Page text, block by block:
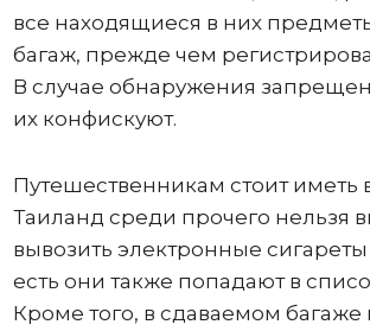
все находящиеся в них
багаж, прежде чем
В случае обнаружения
их конфискуют.
Путешественникам стоит иметь
Таиланд среди прочего нельзя
вывозить электронные
есть они также попадают в
Кроме того, в сдаваемом